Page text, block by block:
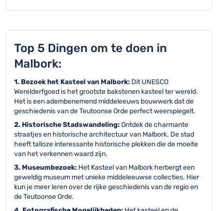
Top 5 Dingen om te doen in
Malbork:
1. Bezoek het Kasteel van Malbork: Dit UNESCO
Werelderfgoed is het grootste bakstenen kasteel ter wereld.
Het is een adembenemend middeleeuws bouwwerk dat de
geschiedenis van de Teutoonse Orde perfect weerspiegelt.
2. Historische Stadswandeling:Ontdek de charmante
straatjes en historische architectuur van Malbork. De stad
heeft talloze interessante historische plekken die de moeite
van het verkennen waard zijn.
3. Museumbezoek: Het Kasteel van Malbork herbergt een
geweldig museum met unieke middeleeuwse collecties. Hier
kun je meer leren over de rijke geschiedenis van de regio en
de Teutoonse Orde.